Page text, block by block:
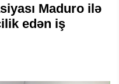
Maduro ilə
edən iş